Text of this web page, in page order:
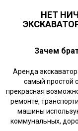
НЕТ
Зачем
Аренда
самый простой
прекрасная
ремонте,
машины
коммунальных,